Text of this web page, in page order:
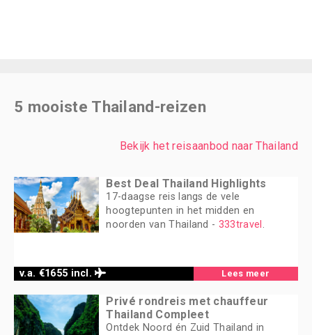
5 mooiste Thailand-reizen
Bekijk het reisaanbod naar Thailand
v.a. €1655 incl.
Best Deal Thailand Highlights
17-daagse reis langs de vele
hoogtepunten in het midden en
noorden van Thailand - 333travel.
Lees meer
Privé rondreis met chauffeur
Thailand Compleet
Ontdek Noord én Zuid Thailand in